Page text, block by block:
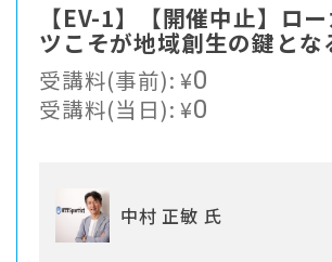
【EV-1】【開催中止】ロ
ツこそが地域創生の鍵とな
なスポーツソリューション
受講料(事前):¥0
受講料(当日):¥0
中村 正敏 氏